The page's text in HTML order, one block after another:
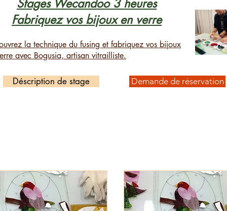
Stages Wecandoo 3 heures
Fabriquez vos bijoux en verre
la technique du fusing et fabriquez vos bijoux
avec Bogusia, artisan vitrailliste.
Déscription de stage Demande de réservation